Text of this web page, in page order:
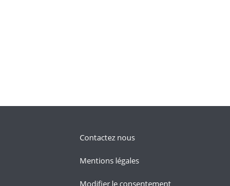
Contactez nous
Mentions légales